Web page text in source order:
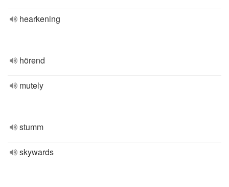
hearkening
hörend
mutely
stumm
skywards